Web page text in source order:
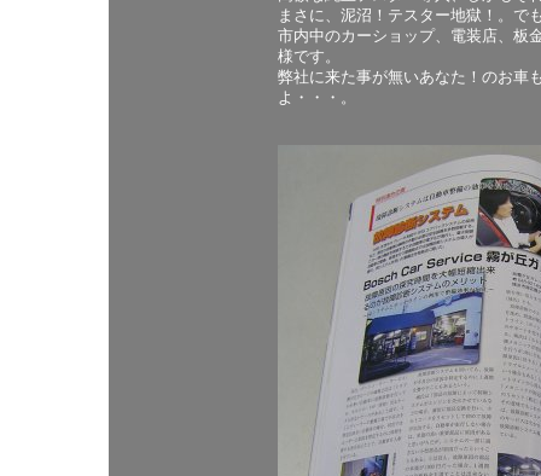
まさに、泥沼！テスター地獄！。で
市内中のカーショップ、電装店、板
様です。
弊社に来た事が無いあなた！のお車
よ・・・。